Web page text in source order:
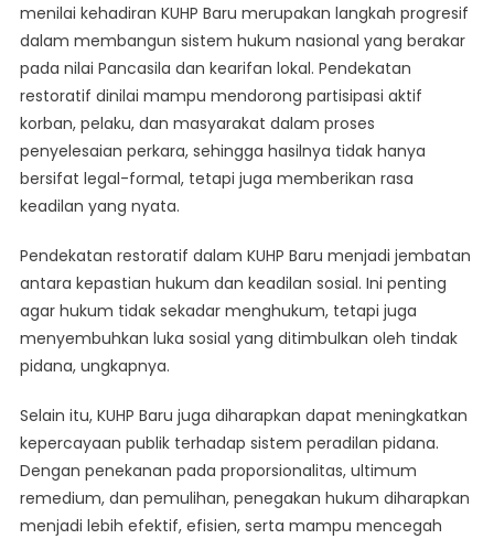
menilai kehadiran KUHP Baru merupakan langkah progresif
dalam membangun sistem hukum nasional yang berakar
pada nilai Pancasila dan kearifan lokal. Pendekatan
restoratif dinilai mampu mendorong partisipasi aktif
korban, pelaku, dan masyarakat dalam proses
penyelesaian perkara, sehingga hasilnya tidak hanya
bersifat legal-formal, tetapi juga memberikan rasa
keadilan yang nyata.
Pendekatan restoratif dalam KUHP Baru menjadi jembatan
antara kepastian hukum dan keadilan sosial. Ini penting
agar hukum tidak sekadar menghukum, tetapi juga
menyembuhkan luka sosial yang ditimbulkan oleh tindak
pidana, ungkapnya.
Selain itu, KUHP Baru juga diharapkan dapat meningkatkan
kepercayaan publik terhadap sistem peradilan pidana.
Dengan penekanan pada proporsionalitas, ultimum
remedium, dan pemulihan, penegakan hukum diharapkan
menjadi lebih efektif, efisien, serta mampu mencegah